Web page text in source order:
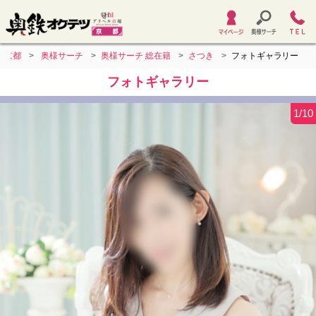
京都 奥様サーチ 奥様サーチ 総在籍 さつき フォトギャラリー
フォトギャラリー
1/10